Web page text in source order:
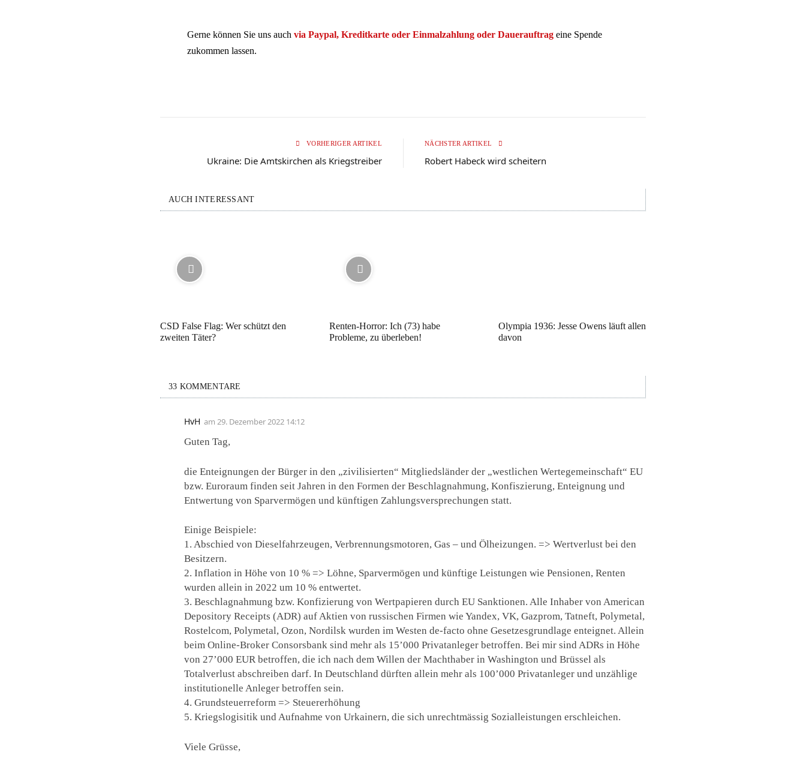
Gerne können Sie uns auch via Paypal, Kreditkarte oder Einmalzahlung oder Dauerauftrag eine Spende
zukommen lassen.
VORHERIGER ARTIKEL
Ukraine: Die Amtskirchen als Kriegstreiber
NÄCHSTER ARTIKEL
Robert Habeck wird scheitern
AUCH INTERESSANT
CSD False Flag: Wer schützt den
zweiten Täter?
Renten-Horror: Ich (73) habe
Probleme, zu überleben!
Olympia 1936: Jesse Owens läuft allen
davon
33 KOMMENTARE
HvH am 29. Dezember 2022 14:12
Guten Tag,
die Enteignungen der Bürger in den „zivilisierten“ Mitgliedsländer der „westlichen Wertegemeinschaft“ EU
bzw. Euroraum finden seit Jahren in den Formen der Beschlagnahmung, Konfiszierung, Enteignung und
Entwertung von Sparvermögen und künftigen Zahlungsversprechungen statt.
Einige Beispiele:
1. Abschied von Dieselfahrzeugen, Verbrennungsmotoren, Gas – und Ölheizungen. => Wertverlust bei den
Besitzern.
2. Inflation in Höhe von 10 % => Löhne, Sparvermögen und künftige Leistungen wie Pensionen, Renten
wurden allein in 2022 um 10 % entwertet.
3. Beschlagnahmung bzw. Konfizierung von Wertpapieren durch EU Sanktionen. Alle Inhaber von American
Depository Receipts (ADR) auf Aktien von russischen Firmen wie Yandex, VK, Gazprom, Tatneft, Polymetal,
Rostelcom, Polymetal, Ozon, Nordilsk wurden im Westen de-facto ohne Gesetzesgrundlage enteignet. Allein
beim Online-Broker Consorsbank sind mehr als 15’000 Privatanleger betroffen. Bei mir sind ADRs in Höhe
von 27’000 EUR betroffen, die ich nach dem Willen der Machthaber in Washington und Brüssel als
Totalverlust abschreiben darf. In Deutschland dürften allein mehr als 100’000 Privatanleger und unzählige
institutionelle Anleger betroffen sein.
4. Grundsteuerreform => Steuererhöhung
5. Kriegslogisitik und Aufnahme von Urkainern, die sich unrechtmässig Sozialleistungen erschleichen.
Viele Grüsse,